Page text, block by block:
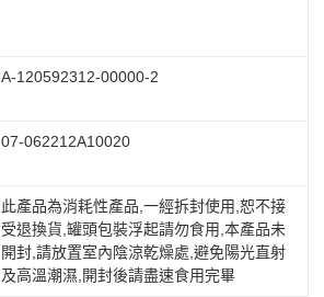
A-120592312-00000-2
07-062212A10020
此產品為消耗性產品,一經拆封使用,恕不接
受退換貨,罐頭包裝浮起請勿食用,本產品未
開封,請放置室內陰涼乾燥處,避免陽光直射
及高溫潮濕,開封後請盡速食用完畢